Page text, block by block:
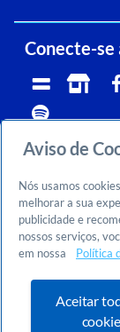
Conecte-se
Telefone:
0800 570 0800
Ouvidoria:
Sebrae
Dúvidas? Consulte o FAQOu
Aviso de
Nós usamos
melhorar a sua
publicidade e
nossos serviços,
em nossa
Política
Aceitar